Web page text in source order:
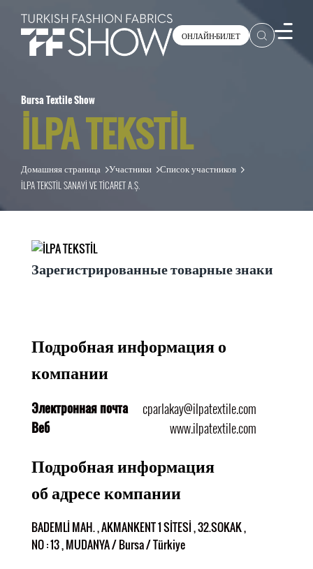
ОНЛАЙН-БИЛЕТ
Bursa Textile Show
İLPA TEKSTİL
Домашняя страница Участники Список участников
İLPA TEKSTİL SANAYİ VE TİCARET A.Ş.
Зарегистрированные товарные знаки
Подробная информация о
компании
Электронная почта cparlakay@ilpatextile.com
Веб www.ilpatextile.com
Подробная информация
об адресе компании
BADEMLİ MAH. , AKMANKENT 1 SİTESİ , 32.SOKAK ,
NO : 13 , MUDANYA / Bursa / Türkiye